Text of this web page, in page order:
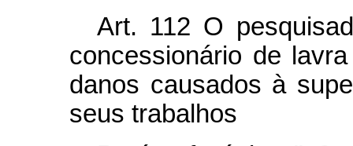
Art. 112 O
concessionário de
danos causados à
seus trabalhos